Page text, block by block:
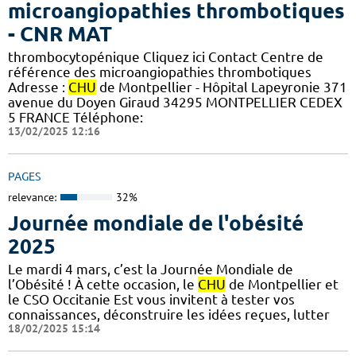
microangiopathies thrombotiques
- CNR MAT
thrombocytopénique Cliquez ici Contact Centre de
référence des microangiopathies thrombotiques
Adresse : CHU de Montpellier - Hôpital Lapeyronie 371
avenue du Doyen Giraud 34295 MONTPELLIER CEDEX
5 FRANCE Téléphone:
13/02/2025 12:16
PAGES
relevance: 32%
Journée mondiale de l'obésité
2025
Le mardi 4 mars, c’est la Journée Mondiale de
l’Obésité ! À cette occasion, le CHU de Montpellier et
le CSO Occitanie Est vous invitent à tester vos
connaissances, déconstruire les idées reçues, lutter
18/02/2025 15:14